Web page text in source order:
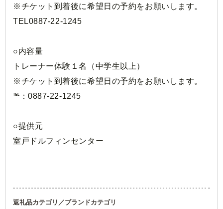
※チケット到着後に希望日の予約をお願いします。
TEL0887-22-1245
○内容量
トレーナー体験１名（中学生以上）
※チケット到着後に希望日の予約をお願いします。
℡：0887-22-1245
○提供元
室戸ドルフィンセンター
返礼品カテゴリ／ブランドカテゴリ